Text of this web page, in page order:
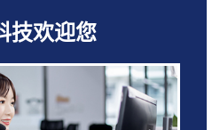
技欢迎您